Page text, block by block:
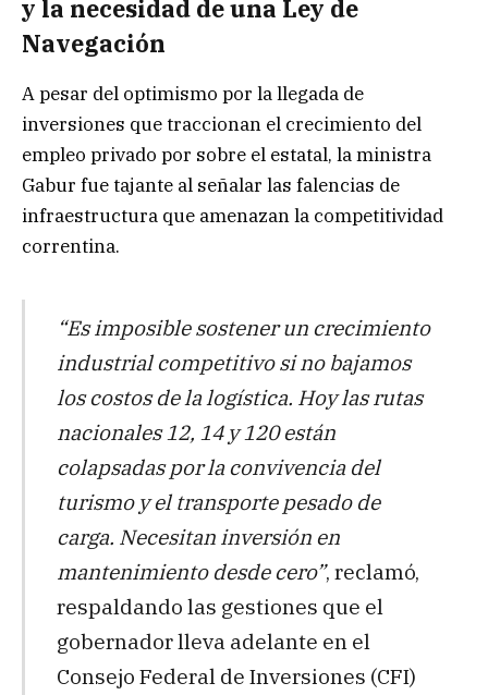
y la necesidad de una Ley de
Navegación
A pesar del optimismo por la llegada de
inversiones que traccionan el crecimiento del
empleo privado por sobre el estatal, la ministra
Gabur fue tajante al señalar las falencias de
infraestructura que amenazan la competitividad
correntina.
“Es imposible sostener un crecimiento
industrial competitivo si no bajamos
los costos de la logística. Hoy las rutas
nacionales 12, 14 y 120 están
colapsadas por la convivencia del
turismo y el transporte pesado de
carga. Necesitan inversión en
mantenimiento desde cero”, reclamó,
respaldando las gestiones que el
gobernador lleva adelante en el
Consejo Federal de Inversiones (CFI)